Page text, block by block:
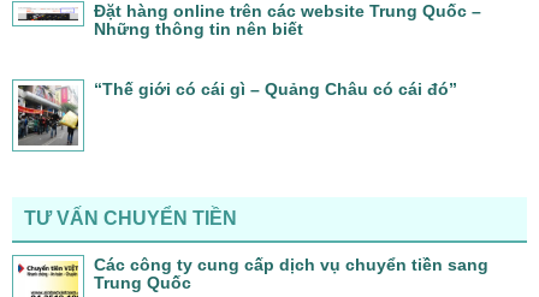
Đặt hàng online trên các website Trung Quốc –
Những thông tin nên biết
“Thế giới có cái gì – Quảng Châu có cái đó”
TƯ VẤN CHUYỂN TIỀN
Các công ty cung cấp dịch vụ chuyển tiền sang
Trung Quốc